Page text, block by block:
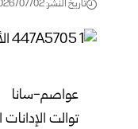
تاريخ النشر: 2026/07/02 9:13 مساءً
عواصم-سانا
توالت